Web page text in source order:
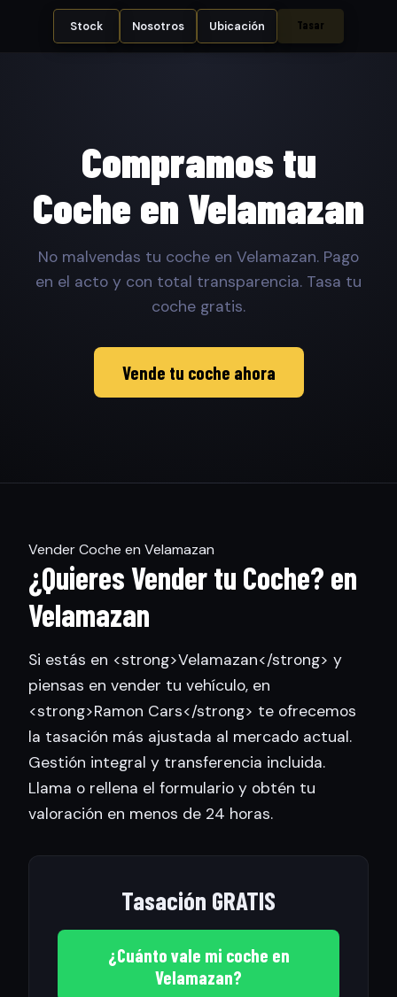
Stock Nosotros Ubicación Tasar
Compramos tu
Coche en Velamazan
No malvendas tu coche en Velamazan. Pago
en el acto y con total transparencia. Tasa tu
coche gratis.
Vende tu coche ahora
Vender Coche en Velamazan
¿Quieres Vender tu Coche? en
Velamazan
Si estás en <strong>Velamazan</strong> y
piensas en vender tu vehículo, en
<strong>Ramon Cars</strong> te ofrecemos
la tasación más ajustada al mercado actual.
Gestión integral y transferencia incluida.
Llama o rellena el formulario y obtén tu
valoración en menos de 24 horas.
Tasación GRATIS
¿Cuánto vale mi coche en
Velamazan?